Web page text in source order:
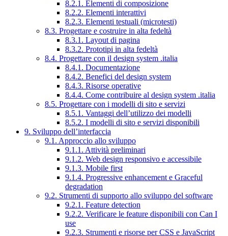
8.2.1. Elementi di composizione
8.2.2. Elementi interattivi
8.2.3. Elementi testuali (microtesti)
8.3. Progettare e costruire in alta fedeltà
8.3.1. Layout di pagina
8.3.2. Prototipi in alta fedeltà
8.4. Progettare con il design system .italia
8.4.1. Documentazione
8.4.2. Benefici del design system
8.4.3. Risorse operative
8.4.4. Come contribuire al design system .italia
8.5. Progettare con i modelli di sito e servizi
8.5.1. Vantaggi dell’utilizzo dei modelli
8.5.2. I modelli di sito e servizi disponibili
9. Sviluppo dell’interfaccia
9.1. Approccio allo sviluppo
9.1.1. Attività preliminari
9.1.2. Web design responsivo e accessibile
9.1.3. Mobile first
9.1.4. Progressive enhancement e Graceful
degradation
9.2. Strumenti di supporto allo sviluppo del software
9.2.1. Feature detection
9.2.2. Verificare le feature disponibili con Can I
use
9.2.3. Strumenti e risorse per CSS e JavaScript